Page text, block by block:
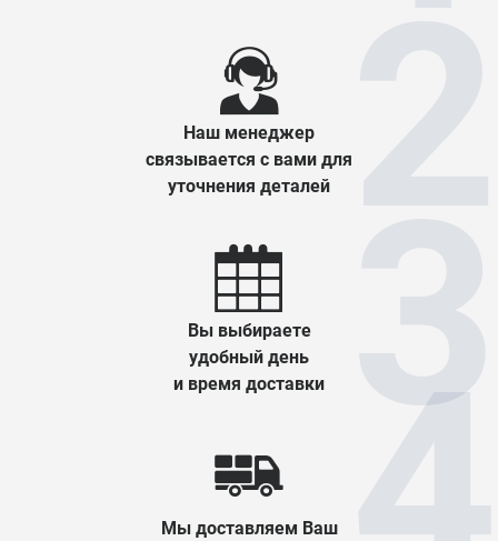
Наш менеджер
связывается с вами для
уточнения деталей
Вы выбираете
удобный день
и время доставки
Мы доставляем Ваш